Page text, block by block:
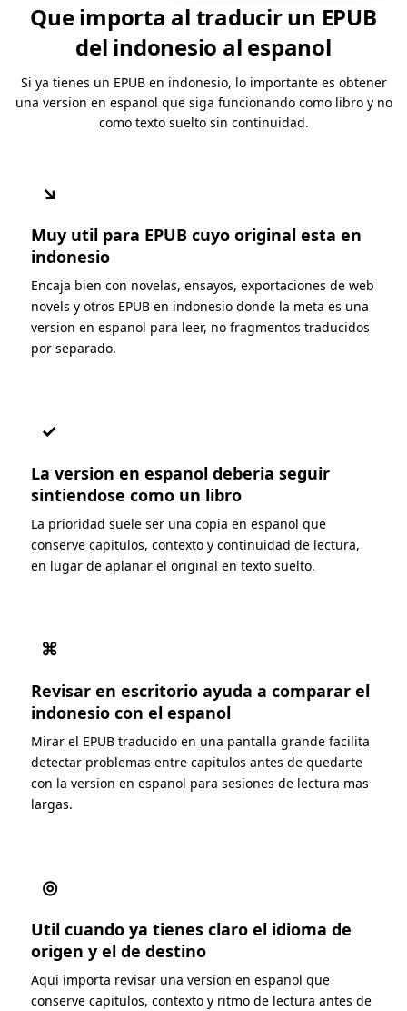
Que importa al traducir un EPUB
del indonesio al espanol
Si ya tienes un EPUB en indonesio, lo importante es obtener
una version en espanol que siga funcionando como libro y no
como texto suelto sin continuidad.
↘
Muy util para EPUB cuyo original esta en
indonesio
Encaja bien con novelas, ensayos, exportaciones de web
novels y otros EPUB en indonesio donde la meta es una
version en espanol para leer, no fragmentos traducidos
por separado.
✓
La version en espanol deberia seguir
sintiendose como un libro
La prioridad suele ser una copia en espanol que
conserve capitulos, contexto y continuidad de lectura,
en lugar de aplanar el original en texto suelto.
⌘
Revisar en escritorio ayuda a comparar el
indonesio con el espanol
Mirar el EPUB traducido en una pantalla grande facilita
detectar problemas entre capitulos antes de quedarte
con la version en espanol para sesiones de lectura mas
largas.
◎
Util cuando ya tienes claro el idioma de
origen y el de destino
Aqui importa revisar una version en espanol que
conserve capitulos, contexto y ritmo de lectura antes de